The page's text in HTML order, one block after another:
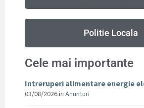
Politie Locala
Cele mai importante
Intreruperi alimentare energie
03/08/2026in Anunturi